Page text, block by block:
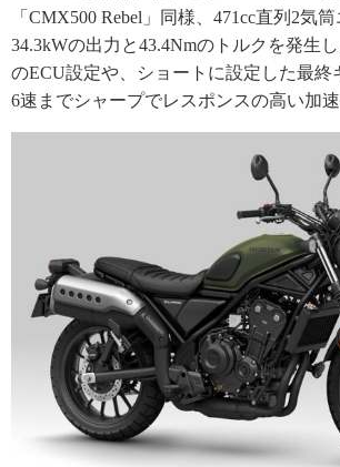
「CMX500 Rebel」同様、471cc直列2気
34.3kWの出力と43.4Nmのトルクを発生
のECU設定や、ショートに設定した最終
6速までシャープでレスポンスの高い加速